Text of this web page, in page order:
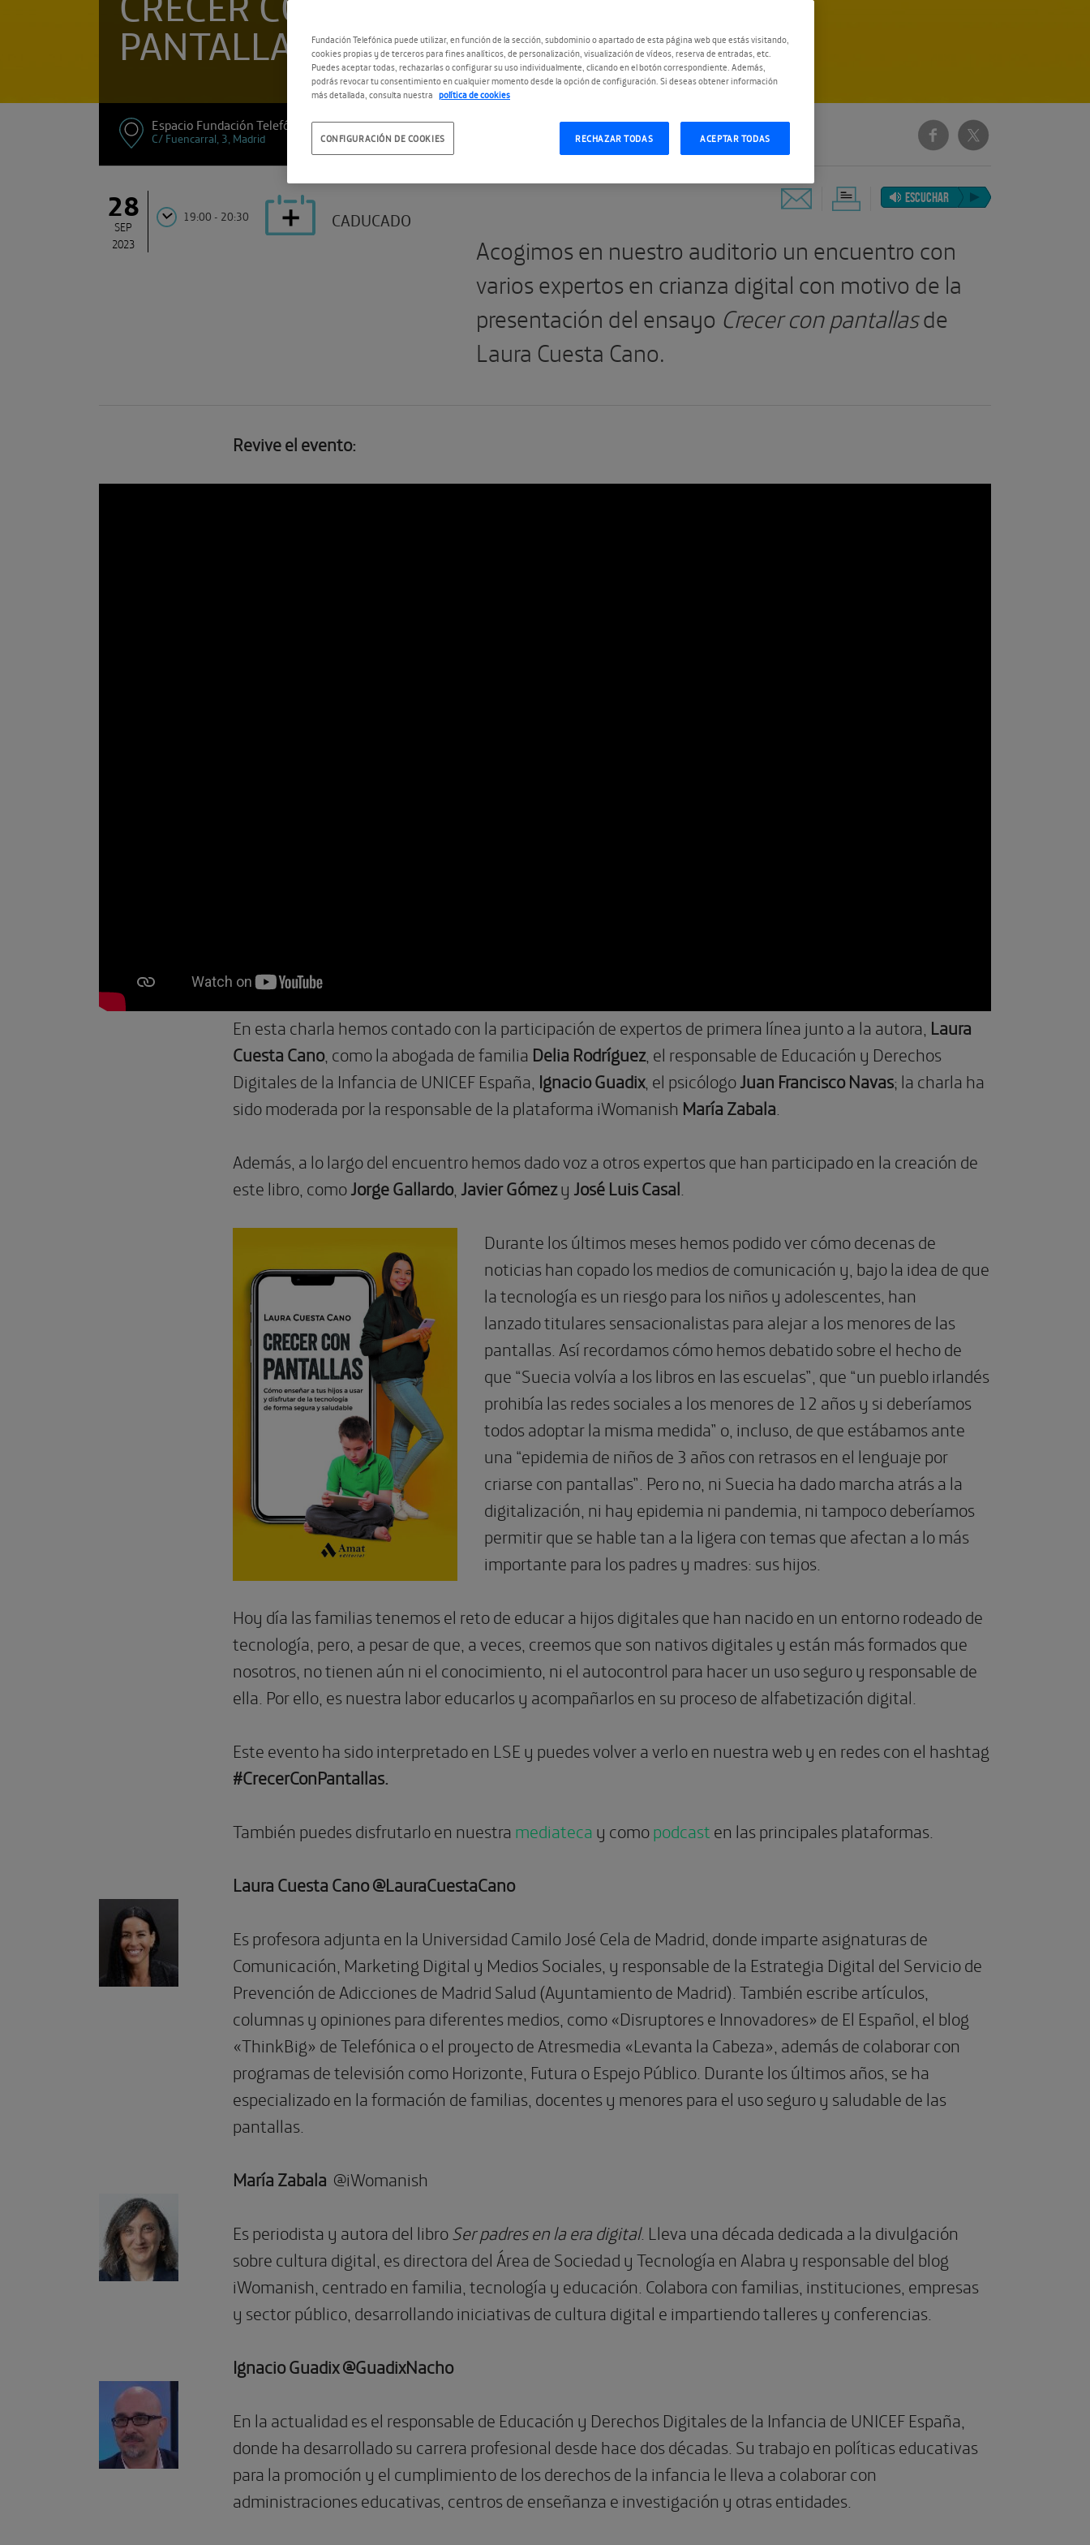
PANTALLAS
Espacio Fundación Telefónica
C/ Fuencarral, 3, Madrid #CrecerConPantallas
28
SEP
2023
19:00 - 20:30 CADUCADO
ESCUCHAR
Acogimos en nuestro auditorio un encuentro con
varios expertos en crianza digital con motivo de la
presentación del ensayo Crecer con pantallasde
Laura Cuesta Cano.
Revive el evento:
En esta charla hemos contado con la participación de expertos de primera línea junto a la autora, Laura
Cuesta Cano, como la abogada de familia Delia Rodríguez, el responsable de Educación y Derechos
Digitales de la Infancia de UNICEF España, Ignacio Guadix, el psicólogoJuan Francisco Navas; la charla ha
sido moderada por la responsable de la plataforma iWomanish María Zabala
Además, a lo largo del encuentro hemos dado voz a otros expertos que han participado en la creación de
este libro, comoJorge Gallardo, Javier Gómezy José Luis Casal
Durante los últimos meses hemos podido ver cómo decenas de
noticias han copado los medios de comunicación y, bajo la idea de que
la tecnología es un riesgo para los niños y adolescentes, han
lanzado titulares sensacionalistas para alejar a los menores de las
pantallas. Así recordamos cómo hemos debatido sobre el hecho de
que “Suecia volvía a los libros en las escuelas”, que “un pueblo irlandés
prohibía las redes sociales a los menores de 12 años y si deberíamos
todos adoptar la misma medida” o, incluso, de que estábamos ante
una “epidemia de niños de 3 años con retrasos en el lenguaje por
criarse con pantallas”. Pero no, ni Suecia ha dado marcha atrás a la
digitalización, ni hay epidemia ni pandemia, ni tampoco deberíamos
permitir que se hable tan a la ligera con temas que afectan a lo más
importante para los padres y madres: sus hijos.
Hoy día las familias tenemos el reto de educar a hijos digitales que han nacido en un entorno rodeado de
tecnología, pero, a pesar de que, a veces, creemos que son nativos digitales y están más formados que
nosotros, no tienen aún ni el conocimiento, ni el autocontrol para hacer un uso seguro y responsable de
ella. Por ello, es nuestra labor educarlos y acompañarlos en su proceso de alfabetización digital.
Este evento ha sido interpretado en LSE y puedes volver a verlo en nuestra web y en redes con el hashtag
#CrecerConPantallas.
También puedes disfrutarlo en nuestra mediatecay comopodcasten las principales plataformas.
Laura Cuesta Cano@LauraCuestaCano
Es profesora adjunta en la Universidad Camilo José Cela de Madrid, donde imparte asignaturas de
Comunicación, Marketing Digital y Medios Sociales, y responsable de la Estrategia Digital del Servicio de
Prevención de Adicciones de Madrid Salud (Ayuntamiento de Madrid). También escribe artículos,
columnas y opiniones para diferentes medios, como «Disruptores e Innovadores» de El Español, el blog
«ThinkBig» de Telefónica o el proyecto de Atresmedia «Levanta la Cabeza», además de colaborar con
programas de televisión como Horizonte, Futura o Espejo Público. Durante los últimos años, se ha
especializado en la formación de familias, docentes y menores para el uso seguro y saludable de las
pantallas.
María Zabala @iWomanish
Es periodista y autora del libroSer padres en la era digital. Lleva una década dedicada a la divulgación
sobre cultura digital, es directora del Área de Sociedad y Tecnología en Alabra y responsable del blog
iWomanish, centrado en familia, tecnología y educación. Colabora con familias, instituciones, empresas
y sector público, desarrollando iniciativas de cultura digital e impartiendo talleres y conferencias.
Ignacio Guadix@GuadixNacho
En la actualidad es el responsable de Educación y Derechos Digitales de la Infancia de UNICEF España,
donde ha desarrollado su carrera profesional desde hace dos décadas. Su trabajo en políticas educativas
para la promoción y el cumplimiento de los derechos de la infancia le lleva a colaborar con
administraciones educativas, centros de enseñanza e investigación y otras entidades.
Fundación Telefónica puede utilizar, en función de la sección, subdominio o apartado de esta página web que estás visitando,
cookies propias y de terceros para fines analíticos, de personalización, visualización de vídeos, reserva de entradas, etc.
Puedes aceptar todas, rechazarlas o configurar su uso individualmente, clicando en el botón correspondiente. Además,
podrás revocar tu consentimiento en cualquier momento desde la opción de configuración. Si deseas obtener información
más detallada, consulta nuestra política de cookies
RECHAZAR TODAS ACEPTAR TODAS
CONFIGURACIÓN DE COOKIES